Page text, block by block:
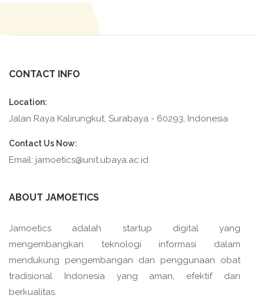
CONTACT INFO
Location:
Jalan Raya Kalirungkut, Surabaya - 60293, Indonesia
Contact Us Now:
Email: jamoetics@unit.ubaya.ac.id
ABOUT JAMOETICS
Jamoetics adalah startup digital yang
mengembangkan teknologi informasi dalam
mendukung pengembangan dan penggunaan obat
tradisional Indonesia yang aman, efektif dan
berkualitas.